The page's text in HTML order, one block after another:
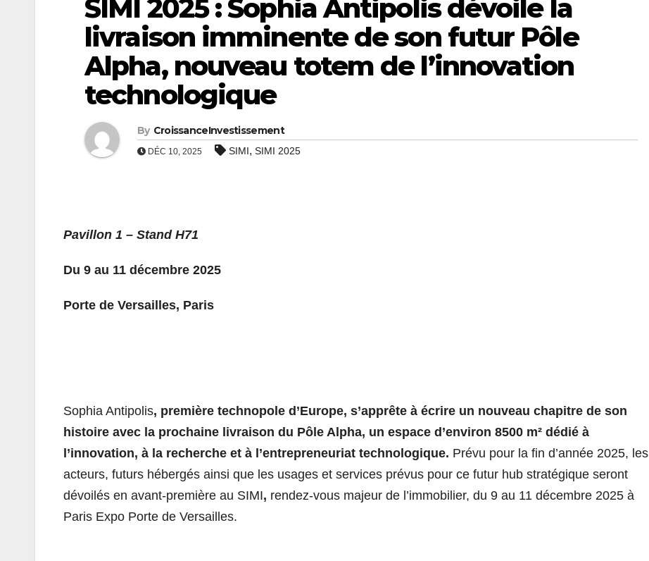
SIMI 2025 : Sophia Antipolis dévoile la
livraison imminente de son futur Pôle
Alpha, nouveau totem de l’innovation
technologique
By CroissanceInvestissement
DÉC 10, 2025 SIMI, SIMI 2025
Pavillon 1 – Stand H71
Du 9 au 11 décembre 2025
Porte de Versailles, Paris
Sophia Antipolis, première technopole d’Europe, s’apprête à écrire un nouveau chapitre de son
histoire avec la prochaine livraison du Pôle Alpha, un espace d’environ 8500 m² dédié à
l’innovation, à la recherche et à l’entrepreneuriat technologique. Prévu pour la fin d’année 2025, les
acteurs, futurs hébergés ainsi que les usages et services prévus pour ce futur hub stratégique seront
dévoilés en avant-première au SIMI, rendez-vous majeur de l’immobilier, du 9 au 11 décembre 2025 à
Paris Expo Porte de Versailles.